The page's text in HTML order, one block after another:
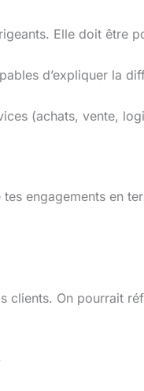
Elle doit être
d’expliquer la
(achats, vente,
engagements en
On pourrait